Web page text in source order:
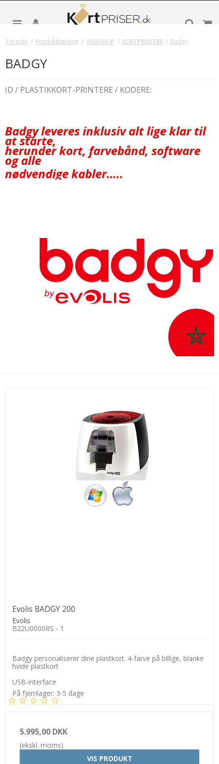
Forside / Produktkatalog / WEBSHOP / KORTPRINTERE / Badgy
BADGY
ID / PLASTIKKORT-PRINTERE / KODERE:
Badgy leveres inklusiv alt lige klar til
at starte,
herunder kort, farvebånd, software
og alle
nødvendige kabler…..
Evolis BADGY 200
Evolis
B22U0000RS - 1
Badgy personaliserer dine plastkort. 4-farve på billige, blanke
hvide plastkort
USB-interface
På fjernlager: 3-5 dage
5.995,00 DKK
(ekskl. moms)
VIS PRODUKT